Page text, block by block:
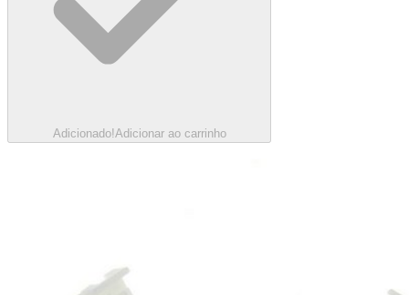
Adicionado!Adicionar ao carrinho